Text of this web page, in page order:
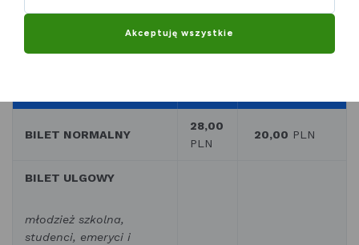
BILET NORMALNY
28,00
PLN
20,00 PLN
BILET ULGOWY
młodzież szkolna,
studenci, emeryci i
Akceptuję wszystkie